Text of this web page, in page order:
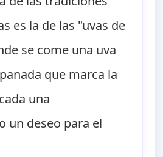
es la de las "uvas de
se come una uva
que marca la
una
un deseo para el